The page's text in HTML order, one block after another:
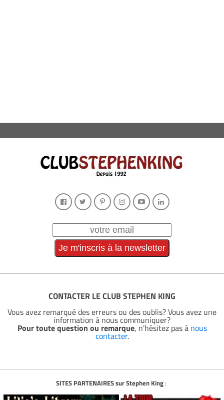
CONTACTER LE CLUB STEPHEN KING
Vous avez remarqué des erreurs ou des oublis? Vous avez une
information à nous communiquer?
Pour toute question ou remarque, n'hésitez pas à nous
contacter.
SITES PARTENAIRES sur Stephen King: